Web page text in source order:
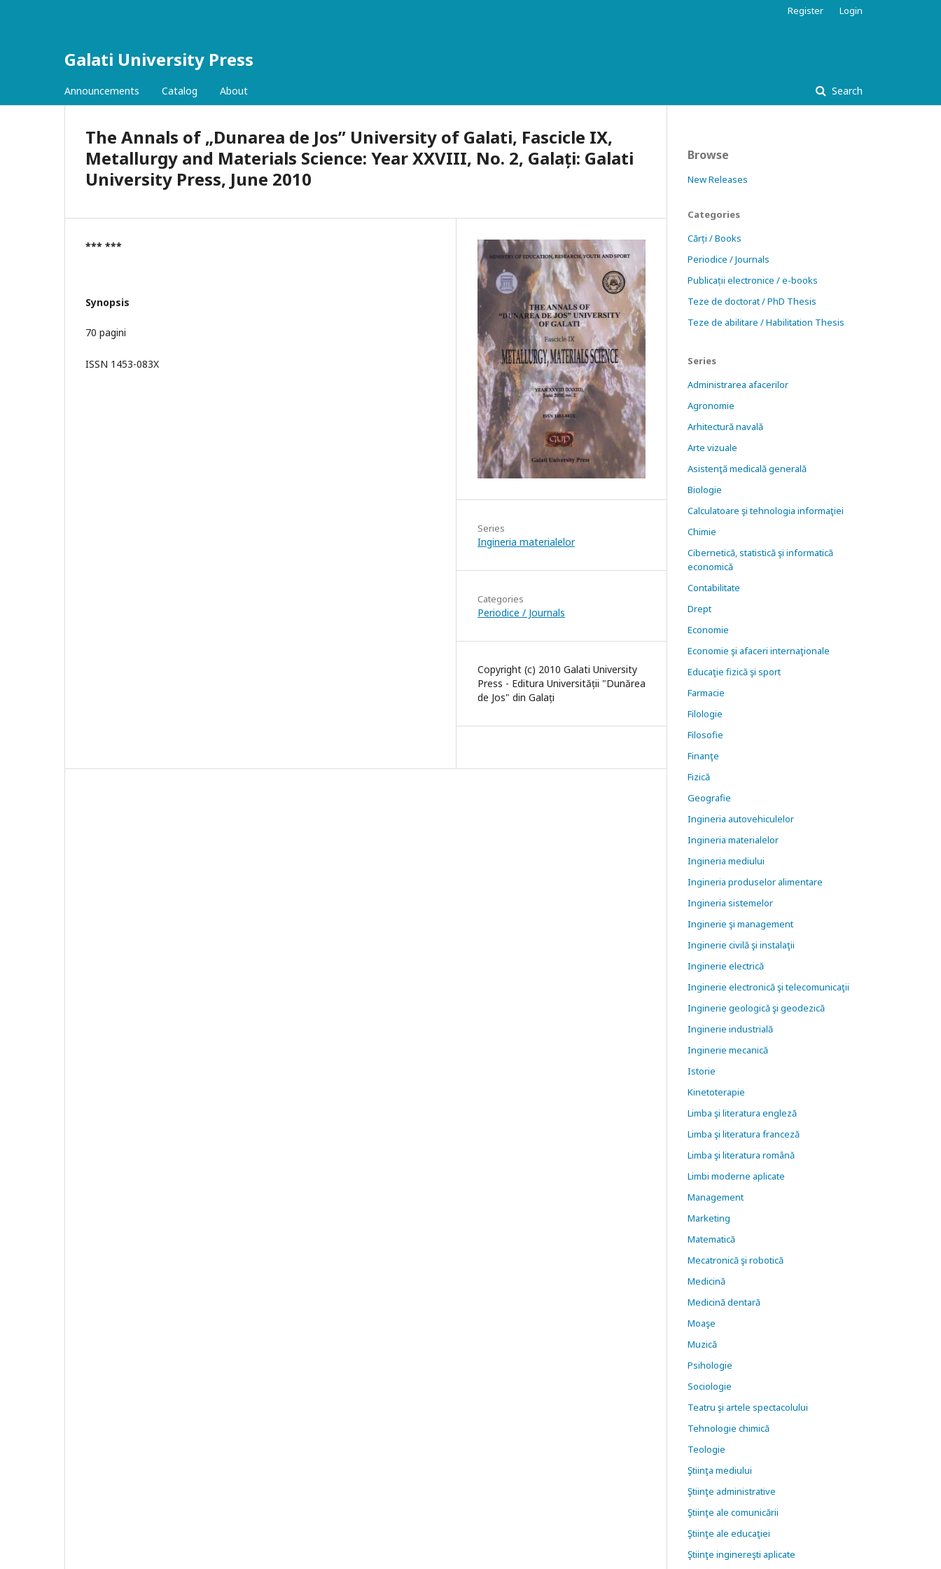
Galati University Press
Announcements Catalog About Search
Register Login
The Annals of „Dunarea de Jos” University of Galati, Fascicle IX,
Metallurgy and Materials Science: Year XXVIII, No. 2, Galați: Galati
University Press, June 2010
*** ***
Synopsis
70 pagini
ISSN 1453-083X
Series
Ingineria materialelor
Categories
Periodice / Journals
Copyright (c) 2010 Galati University
Press - Editura Universității "Dunărea
de Jos" din Galați
Browse
New Releases
Categories
Cărți / Books
Periodice / Journals
Publicații electronice / e-books
Teze de doctorat / PhD Thesis
Teze de abilitare / Habilitation Thesis
Series
Administrarea afacerilor
Agronomie
Arhitectură navală
Arte vizuale
Asistenţă medicală generală
Biologie
Calculatoare şi tehnologia informaţiei
Chimie
Cibernetică, statistică şi informatică
economică
Contabilitate
Drept
Economie
Economie şi afaceri internaţionale
Educaţie fizică şi sport
Farmacie
Filologie
Filosofie
Finanţe
Fizică
Geografie
Ingineria autovehiculelor
Ingineria materialelor
Ingineria mediului
Ingineria produselor alimentare
Ingineria sistemelor
Inginerie şi management
Inginerie civilă şi instalaţii
Inginerie electrică
Inginerie electronică şi telecomunicaţii
Inginerie geologică şi geodezică
Inginerie industrială
Inginerie mecanică
Istorie
Kinetoterapie
Limba şi literatura engleză
Limba şi literatura franceză
Limba şi literatura română
Limbi moderne aplicate
Management
Marketing
Matematică
Mecatronică şi robotică
Medicină
Medicină dentară
Moaşe
Muzică
Psihologie
Sociologie
Teatru şi artele spectacolului
Tehnologie chimică
Teologie
Ştiinţa mediului
Ştiinţe administrative
Ştiinţe ale comunicării
Ştiinţe ale educaţiei
Ştiinţe inginereşti aplicate